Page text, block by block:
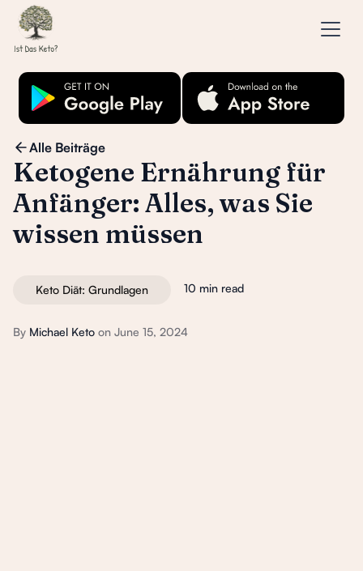
Alle Beiträge
Ketogene Ernährung für
Anfänger: Alles, was Sie
wissen müssen
Keto Diät: Grundlagen 10 min read
By Michael Keto on June 15, 2024